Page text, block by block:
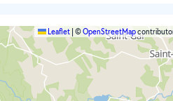
Leaflet ©OpenStreetMap